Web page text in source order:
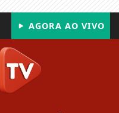
AGORA AO VIVO